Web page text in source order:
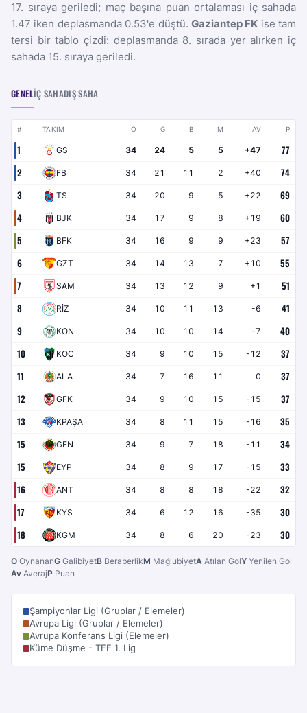
17. sıraya geriledi; maç başına puan ortalaması iç sahada
1.47 iken deplasmanda 0.53'e düştü. Gaziantep FK ise tam
tersi bir tablo çizdi: deplasmanda 8. sırada yer alırken iç
sahada 15. sıraya geriledi.
GENELİÇ SAHADIŞ SAHA
# TAKIM O G B M AV P
1 GS 34 24 5 5 +47
77
2
FB 34 21 11 2 +40
74
3
TS 34 20 9 5 +22
69
4
BJK 34 17 9 8 +19
60
5
BFK 34 16 9 9 +23
57
6
GZT 34 14 13 7 +10
55
7
SAM 34 13 12 9 +1
51
8
RİZ 34 10 11 13 -6
41
9
KON 34 10 10 14 -7
40
10
KOC 34 9 10 15 -12
37
11
ALA 34 7 16 11 0
37
12
GFK 34 9 10 15 -15
37
13
KPAŞA 34 8 11 15 -16
35
15
GEN 34 9 7 18 -11
34
15
EYP 34 8 9 17 -15
33
16
ANT 34 8 8 18 -22
32
17
KYS 34 6 12 16 -35
30
18
KGM 34 8 6 20 -23 30
O OynananG GalibiyetB BeraberlikM MağlubiyetA Atılan GolY Yenilen Gol
Av AverajP Puan
Şampiyonlar Ligi (Gruplar / Elemeler)
Avrupa Ligi (Gruplar / Elemeler)
Avrupa Konferans Ligi (Elemeler)
Küme Düşme - TFF 1. Lig